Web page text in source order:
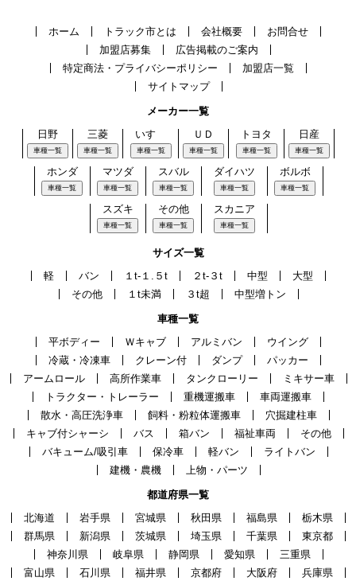
ホーム トラック市とは 会社概要
お問合せ
加盟店募集
広告掲載のご案内
特定商法・プライバシーポリシー
加盟店一覧
サイトマップ
メーカー一覧
日野
車種一覧
三菱
車種一覧
いすゞ
車種一覧
ＵＤ
車種一覧
トヨタ
車種一覧
日産
車種一覧
ホンダ
車種一覧
マツダ
車種一覧
スバル
車種一覧
ダイハツ
車種一覧
ボルボ
車種一覧
スズキ
車種一覧
その他
車種一覧
スカニア
車種一覧
サイズ一覧
軽
バン １t-１.５t ２t-３t 中型
大型
その他
１t未満 ３t超 中型増トン
車種一覧
平ボディー
Ｗキャブ アルミバン
ウイング
冷蔵・冷凍車
クレーン付 ダンプ
パッカー
アームロール
高所作業車 タンクローリー
ミキサー車
トラクター・トレーラー
重機運搬車
車両運搬車
散水・高圧洗浄車
飼料・粉粒体運搬車
穴掘建柱車
キャブ付シャーシ
バス 箱バン 福祉車両
その他
バキューム/吸引車
保冷車 軽バン
ライトバン
建機・農機
上物・パーツ
都道府県一覧
北海道
岩手県 宮城県 秋田県 福島県
栃木県
群馬県
新潟県 茨城県 埼玉県 千葉県
東京都
神奈川県
岐阜県 静岡県 愛知県
三重県
富山県
石川県 福井県 京都府 大阪府 兵庫県